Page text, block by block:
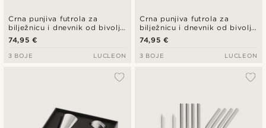
Crna punjiva futrola za
bilježnicu i dnevnik od bivolje
kože s patentnim zatvaračem
74,95 €
3 BOJE LUCLEON
Crna punjiva futrola za
bilježnicu i dnevnik od bivolje
kože
74,95 €
3 BOJE LUCLEON